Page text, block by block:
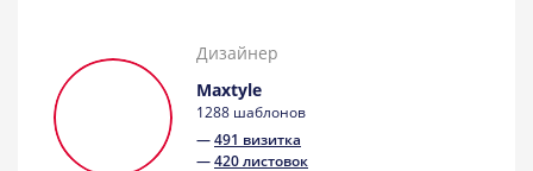
Дизайнер
Maxtyle
1288 шаблонов
—491 визитка
—420 листовок